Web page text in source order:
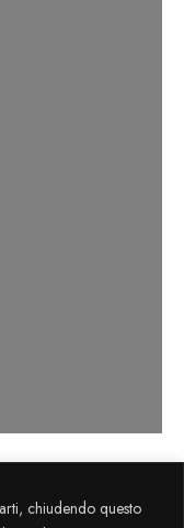
chiudendo questo
FESR 2014-2020.